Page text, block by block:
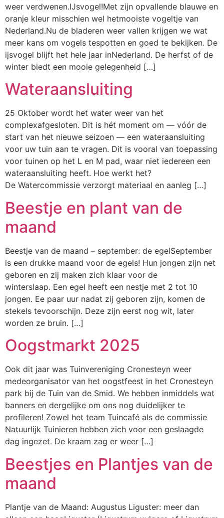
weer verdwenen.IJsvogel!Met zijn opvallende blauwe en
oranje kleur misschien wel hetmooiste vogeltje van
Nederland.Nu de bladeren weer vallen krijgen we wat
meer kans om vogels tespotten en goed te bekijken. De
ijsvogel blijft het hele jaar inNederland. De herfst of de
winter biedt een mooie gelegenheid […]
Wateraansluiting
25 Oktober wordt het water weer van het
complexafgesloten. Dit is hét moment om — vóór de
start van het nieuwe seizoen — een wateraansluiting
voor uw tuin aan te vragen. Dit is vooral van toepassing
voor tuinen op het L en M pad, waar niet iedereen een
wateraansluiting heeft. Hoe werkt het?
De Watercommissie verzorgt materiaal en aanleg […]
Beestje en plant van de
maand
Beestje van de maand – september: de egelSeptember
is een drukke maand voor de egels! Hun jongen zijn net
geboren en zij maken zich klaar voor de
winterslaap. Een egel heeft een nestje met 2 tot 10
jongen. Ee paar uur nadat zij geboren zijn, komen de
stekels tevoorschijn. Deze zijn eerst nog wit, later
worden ze bruin. […]
Oogstmarkt 2025
Ook dit jaar was Tuinvereniging Cronesteyn weer
medeorganisator van het oogstfeest in het Cronesteyn
park bij de Tuin van de Smid. We hebben inmiddels wat
banners en dergelijke om ons nog duidelijker te
profileren! Zowel het team Tuincafé als de commissie
Natuurlijk Tuinieren hebben zich voor een geslaagde
dag ingezet. De kraam zag er weer […]
Beestjes en Plantjes van de
maand
Plantje van de Maand: Augustus Liguster: meer dan